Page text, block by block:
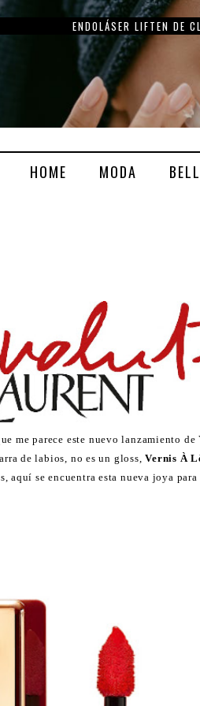
ENDOLÁSER LIFTEN DE
HOME MODA
me parece este nuevo lanzamiento de
de labios, no es un gloss, Vernis À
aquí se encuentra esta nueva joya